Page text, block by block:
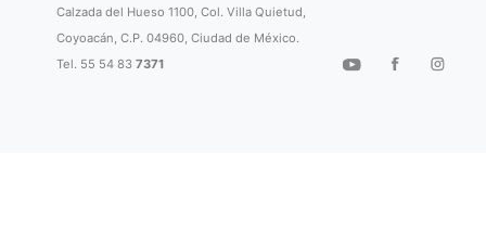
Calzada del Hueso 1100, Col. Villa Quietud,
Coyoacán, C.P. 04960, Ciudad de México.
Tel. 55 54 837371